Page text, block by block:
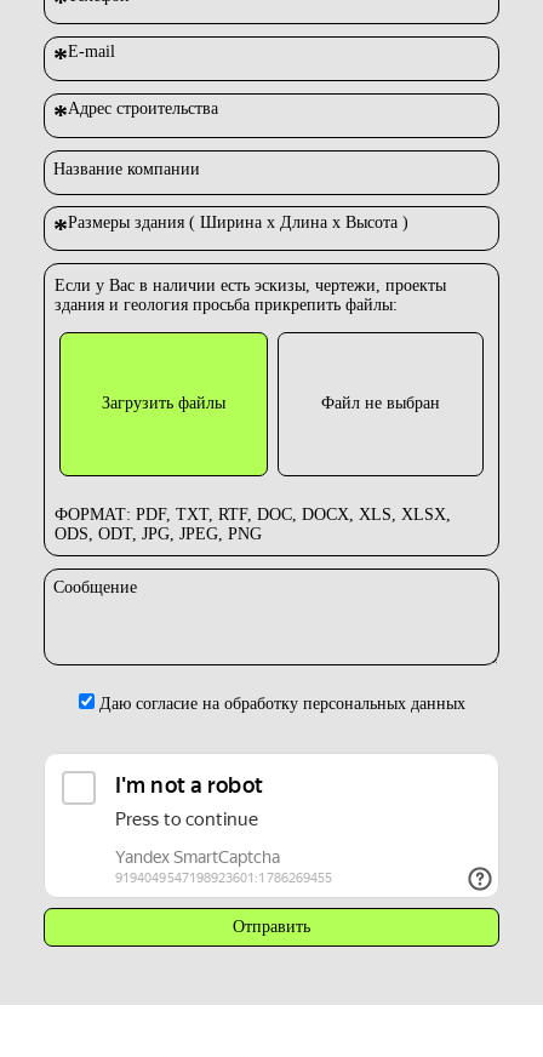
*E-mail
*Адрес строительства
Название компании
*Размеры здания ( Ширина х Длина х Высота )
Если у Вас в наличии есть эскизы, чертежи, проекты
здания и геология просьба прикрепить файлы:
Загрузить файлы Файл не выбран
ФОРМАТ: PDF, TXT, RTF, DOC, DOCX, XLS, XLSX,
ODS, ODT, JPG, JPEG, PNG
Сообщение
Даю согласие на обработку персональных данных